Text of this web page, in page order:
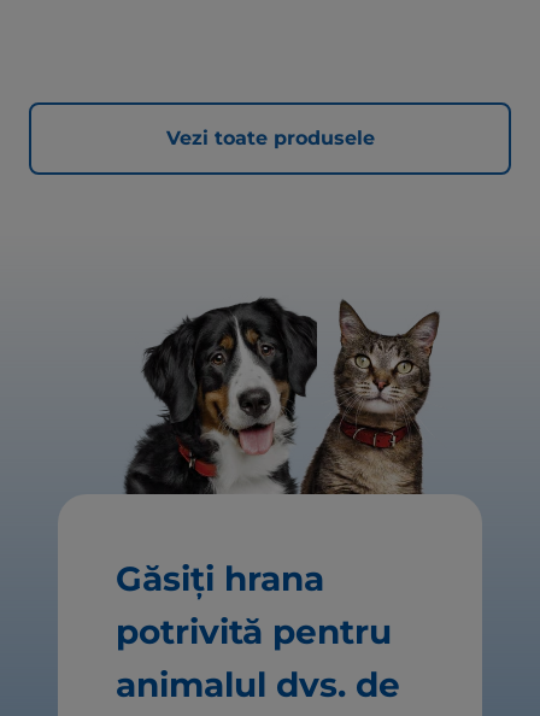
Vezi toate produsele
Găsiți hrana
potrivită pentru
animalul dvs. de